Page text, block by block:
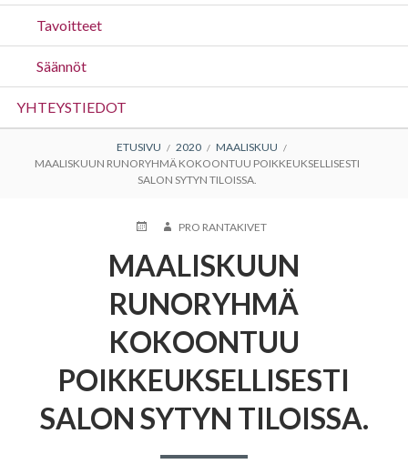
Tavoitteet
Säännöt
YHTEYSTIEDOT
MURUPOLKU
ETUSIVU 2020
MAALISKUU
MAALISKUUN RUNORYHMÄ KOKOONTUU POIKKEUKSELLISESTI
SALON SYTYN TILOISSA.
JULKAISTUKIRJOITTAJA
PRO RANTAKIVET
MAALISKUUN
RUNORYHMÄ
KOKOONTUU
POIKKEUKSELLISESTI
SALON SYTYN TILOISSA.